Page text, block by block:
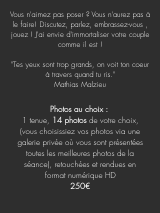
Vous n'aimez pas poser ? Vous n'aurez pas à
le faire! Discutez, parlez, embrassez-vous ,
jouez ! J'ai envie d'immortaliser votre couple
comme il est !
"Tes yeux sont trop grands, on voit ton coeur
à travers quand tu ris."
Mathias Malzieu
Photos au choix :
1 tenue, 14 photosde votre choix,
(vous choisissiez vos photos via une
galerie privée où vous sont présentées
toutes les meilleures photos de la
séance), retouchées et rendues en
format numérique HD
250€